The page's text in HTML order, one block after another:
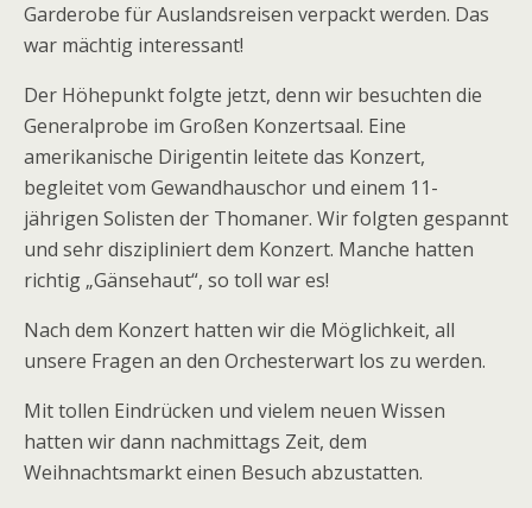
Garderobe für Auslandsreisen verpackt werden. Das
war mächtig interessant!
Der Höhepunkt folgte jetzt, denn wir besuchten die
Generalprobe im Großen Konzertsaal. Eine
amerikanische Dirigentin leitete das Konzert,
begleitet vom Gewandhauschor und einem 11-
jährigen Solisten der Thomaner. Wir folgten gespannt
und sehr diszipliniert dem Konzert. Manche hatten
richtig „Gänsehaut“, so toll war es!
Nach dem Konzert hatten wir die Möglichkeit, all
unsere Fragen an den Orchesterwart los zu werden.
Mit tollen Eindrücken und vielem neuen Wissen
hatten wir dann nachmittags Zeit, dem
Weihnachtsmarkt einen Besuch abzustatten.